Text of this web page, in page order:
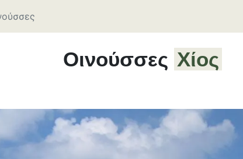
Οινούσσες Χίος